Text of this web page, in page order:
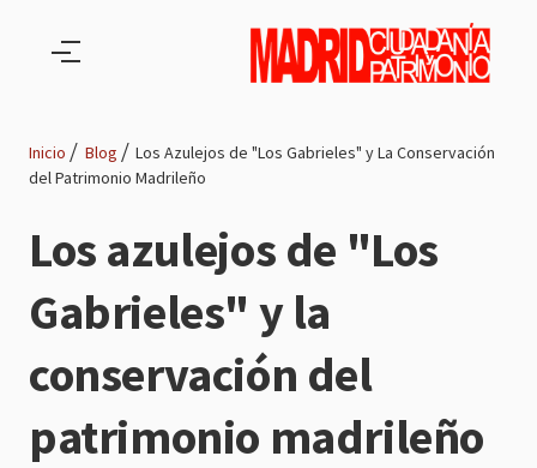
de
navegación
Inicio Blog
Los Azulejos de "Los Gabrieles" y La Conservación
del Patrimonio Madrileño
Los azulejos de "Los
Gabrieles" y la
conservación del
patrimonio madrileño